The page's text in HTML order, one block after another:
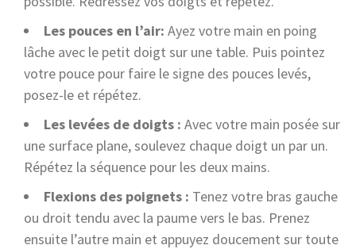
Les pouces en l’air: Ayez votre main en poing
lâche avec le petit doigt sur une table. Puis pointez
votre pouce pour faire le signe des pouces levés,
posez-le et répétez.
Les levées de doigts : Avec votre main posée sur
une surface plane, soulevez chaque doigt un par un.
Répétez la séquence pour les deux mains.
Flexions des poignets : Tenez votre bras gauche
ou droit tendu avec la paume vers le bas. Prenez
ensuite l’autre main et appuyez doucement sur toute